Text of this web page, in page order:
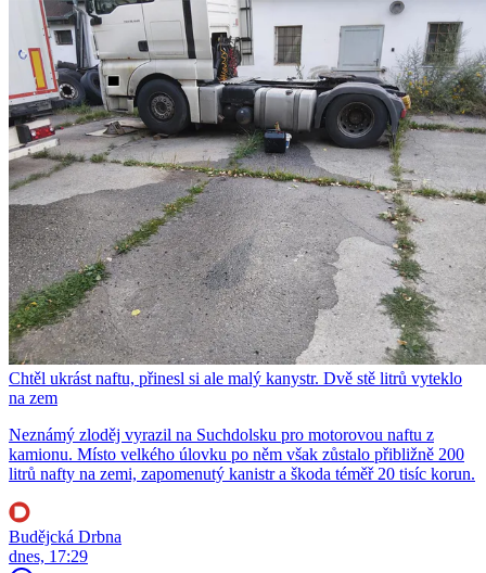
Chtěl ukrást naftu, přinesl si ale malý kanystr. Dvě stě litrů vyteklo
na zem
Neznámý zloděj vyrazil na Suchdolsku pro motorovou naftu z
kamionu. Místo velkého úlovku po něm však zůstalo přibližně 200
litrů nafty na zemi, zapomenutý kanistr a škoda téměř 20 tisíc korun.
Budějcká Drbna
dnes, 17:29